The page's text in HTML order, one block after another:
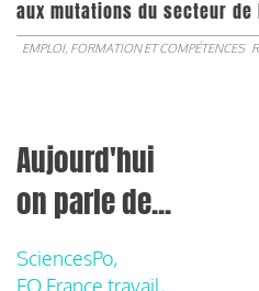
aux mutations du secteur de
EMPLOI, FORMATION ET COMPÉTENCES
Aujourd'hui
on parle de...
SciencesPo,
FO France travail,